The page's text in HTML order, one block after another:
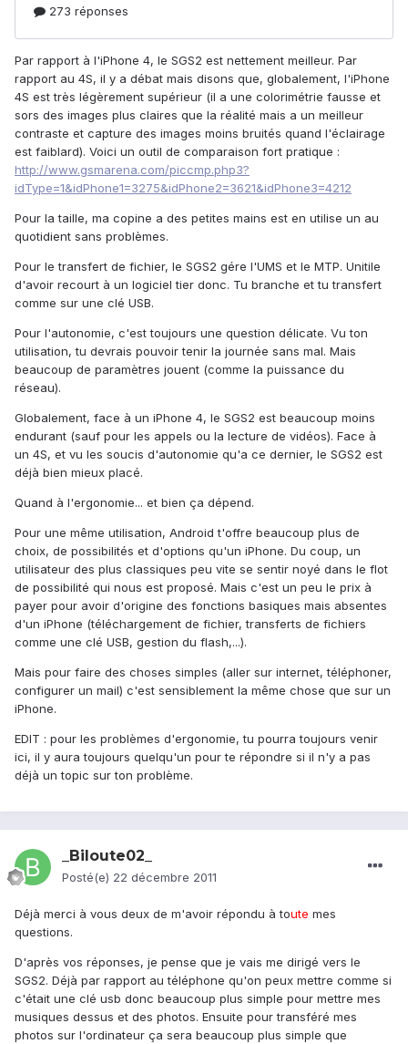
Par rapport à l'iPhone 4, le SGS2 est nettement meilleur. Par
rapport au 4S, il y a débat mais disons que, globalement, l'iPhone
4S est très légèrement supérieur (il a une colorimétrie fausse et
sors des images plus claires que la réalité mais a un meilleur
contraste et capture des images moins bruités quand l'éclairage
est faiblard). Voici un outil de comparaison fort pratique :
http://www.gsmarena.com/piccmp.php3?
idType=1&idPhone1=3275&idPhone2=3621&idPhone3=4212
Pour la taille, ma copine a des petites mains est en utilise un au
quotidient sans problèmes.
Pour le transfert de fichier, le SGS2 gére l'UMS et le MTP. Unitile
d'avoir recourt à un logiciel tier donc. Tu branche et tu transfert
comme sur une clé USB.
Pour l'autonomie, c'est toujours une question délicate. Vu ton
utilisation, tu devrais pouvoir tenir la journée sans mal. Mais
beaucoup de paramètres jouent (comme la puissance du
réseau).
Globalement, face à un iPhone 4, le SGS2 est beaucoup moins
endurant (sauf pour les appels ou la lecture de vidéos). Face à
un 4S, et vu les soucis d'autonomie qu'a ce dernier, le SGS2 est
déjà bien mieux placé.
Quand à l'ergonomie... et bien ça dépend.
Pour une même utilisation, Android t'offre beaucoup plus de
choix, de possibilités et d'options qu'un iPhone. Du coup, un
utilisateur des plus classiques peu vite se sentir noyé dans le flot
de possibilité qui nous est proposé. Mais c'est un peu le prix à
payer pour avoir d'origine des fonctions basiques mais absentes
d'un iPhone (téléchargement de fichier, transferts de fichiers
comme une clé USB, gestion du flash,...).
Mais pour faire des choses simples (aller sur internet, téléphoner,
configurer un mail) c'est sensiblement la même chose que sur un
iPhone.
EDIT : pour les problèmes d'ergonomie, tu pourra toujours venir
ici, il y aura toujours quelqu'un pour te répondre si il n'y a pas
déjà un topic sur ton problème.
_Biloute02_
Posté(e) 22 décembre 2011
Déjà merci à vous deux de m'avoir répondu à toute mes
questions.
D'après vos réponses, je pense que je vais me dirigé vers le
SGS2. Déjà par rapport au téléphone qu'on peux mettre comme si
c'était une clé usb donc beaucoup plus simple pour mettre mes
musiques dessus et des photos. Ensuite pour transféré mes
photos sur l'ordinateur ça sera beaucoup plus simple que